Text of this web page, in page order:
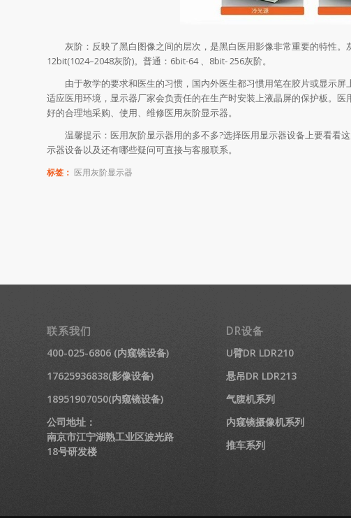
灰阶：反映了黑白图像之间的层次，是黑白医用影像非常重要的特性。
12bit(1024–2048灰阶)。普通：6bit-64 、8bit- 256灰阶。
由于教学的要求和医生的习惯，国内外医生都习惯用笔在胶片或显示屏
适应医用环境，显示器厂家会负责任的在生产时安装上液晶屏的保护板。
好的合理地采购、使用、维修医用灰阶显示器。
温馨提示：医用灰阶显示器用的多不多?选择医用显示器设备上要看看
示器设备以及还有哪些疑问可直接与客服联系。
标签： 医用灰阶显示器
联系我们
400-025-6806 (内窥镜设备)
17625936838(影像设备)
18951907050(内窥镜设备)
公司地址：
南京市江宁湖熟工业区波光路
18号研发楼
DR设备
U臂DR LDR210
悬吊DR LDR213
气腹机系列
内窥镜摄像机系列
推车系列
内窥镜